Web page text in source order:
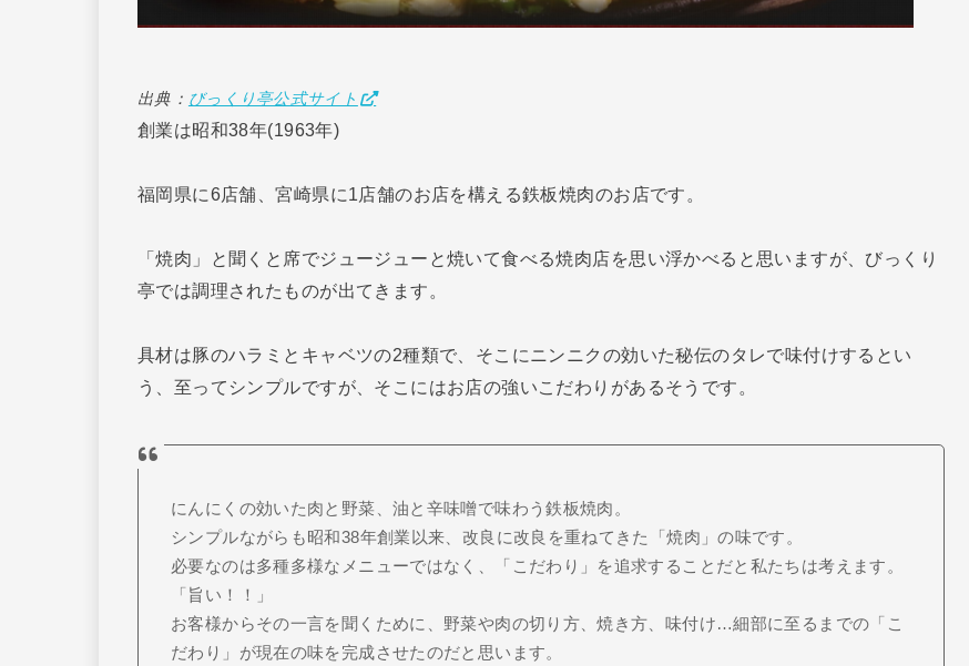
出典： びっくり亭公式サイト
創業は昭和38年(1963年)
福岡県に6店舗、宮崎県に1店舗のお店を構える鉄板焼肉のお店です。
「焼肉」と聞くと席でジュージューと焼いて食べる焼肉店を思い浮かべると思いますが、びっくり
亭では調理されたものが出てきます。
具材は豚のハラミとキャベツの2種類で、そこにニンニクの効いた秘伝のタレで味付けするとい
う、至ってシンプルですが、そこにはお店の強いこだわりがあるそうです。
にんにくの効いた肉と野菜、油と辛味噌で味わう鉄板焼肉。
シンプルながらも昭和38年創業以来、改良に改良を重ねてきた「焼肉」の味です。
必要なのは多種多様なメニューではなく、「こだわり」を追求することだと私たちは考えます。
「旨い！！」
お客様からその一言を聞くために、野菜や肉の切り方、焼き方、味付け…細部に至るまでの「こ
だわり」が現在の味を完成させたのだと思います。